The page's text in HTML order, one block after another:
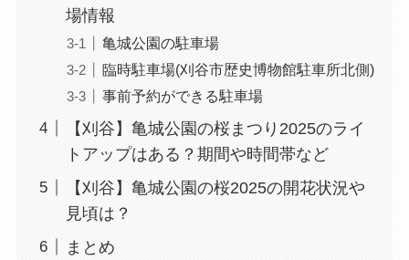
場情報
亀城公園の駐車場
臨時駐車場(刈谷市歴史博物館駐車所北側)
事前予約ができる駐車場
【刈谷】亀城公園の桜まつり2025のライ
トアップはある？期間や時間帯など
【刈谷】亀城公園の桜2025の開花状況や
見頃は？
まとめ